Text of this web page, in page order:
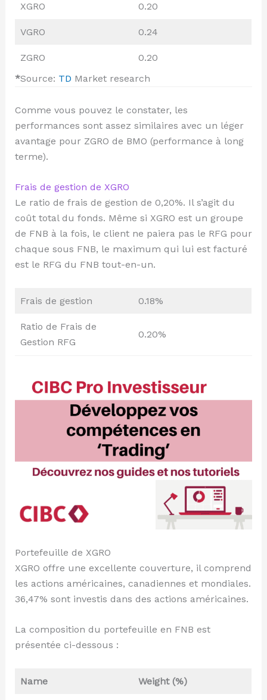
XGRO 0.20
VGRO 0.24
ZGRO
0.20
*Source: TD Market research
Comme vous pouvez le constater, les
performances sont assez similaires avec un léger
avantage pour ZGRO de BMO (performance à long
terme).
Frais de gestion de XGRO
Le ratio de frais de gestion de 0,20%. Il s’agit du
coût total du fonds. Même si XGRO est un groupe
de FNB à la fois, le client ne paiera pas le RFG pour
chaque sous FNB, le maximum qui lui est facturé
est le RFG du FNB tout-en-un.
Frais de gestion 0.18%
Ratio de Frais de
Gestion RFG
0.20%
Portefeuille de XGRO
XGRO offre une excellente couverture, il comprend
les actions américaines, canadiennes et mondiales.
36,47% sont investis dans des actions américaines.
La composition du portefeuille en FNB est
présentée ci-dessous :
Name Weight (%)